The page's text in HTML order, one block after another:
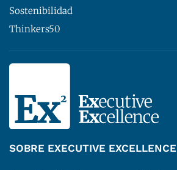
Sostenibilidad
Thinkers50
SOBRE EXECUTIVE EXCELLENCE